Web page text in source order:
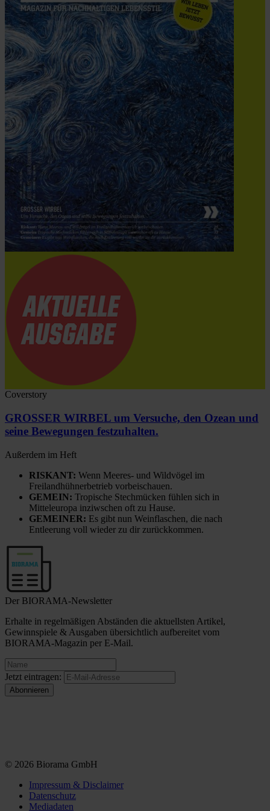
Coverstory
GROSSER WIRBEL um Versuche, den Ozean und
seine Bewegungen festzuhalten.
Außerdem im Heft
RISKANT: Wenn Meeres- und Wildvögel im
Freilandhühnerbetrieb vorbeischauen.
GEMEIN: Tropische Stechmücken fühlen sich in
Mitteleuropa inziwschen oft zu Hause.
GEMEINER: Es gibt nun Weinflaschen, die nach
Entleerung voll wieder zu dir zurückkommen.
Der BIORAMA-Newsletter
Erhalte in regelmäßigen Abständen die aktuellsten Artikel,
Gewinnspiele & Ausgaben übersichtlich aufbereitet vom
BIORAMA-Magazin per E-Mail.
Jetzt eintragen:
© 2026 Biorama GmbH
Impressum & Disclaimer
Datenschutz
Mediadaten